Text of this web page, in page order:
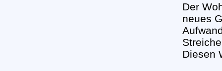
Der
neues
Diesen